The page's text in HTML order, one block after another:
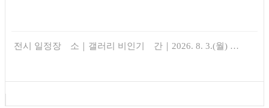
전시 일정장 소｜갤러리 비인기 간｜2026. 8. 3.(월) …